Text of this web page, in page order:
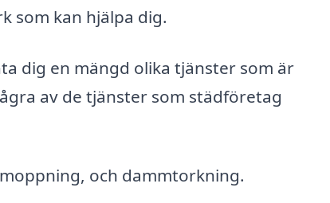
som kan hjälpa dig.
dig en mängd olika tjänster som är
av de tjänster som städföretag
och dammtorkning.